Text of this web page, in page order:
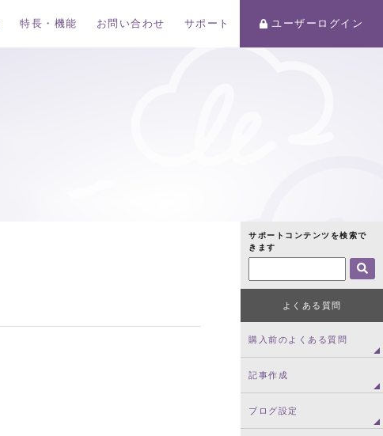
特長・機能 お問い合わせ サポート ユーザーログイン
サポートコンテンツを検索で
きます
よくある質問
購入前のよくある質問
記事作成
ブログ設定